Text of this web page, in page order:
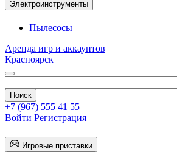
Электроинструменты
Пылесосы
Аренда игр и аккаунтов
Красноярск
+7 (967) 555 41 55
Войти Регистрация
Игровые приставки